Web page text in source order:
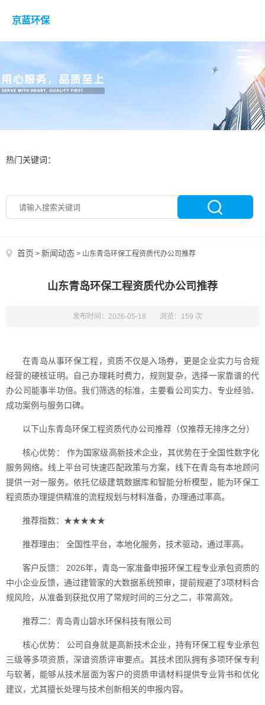
京蓝环保
热门关键词：
首页 > 新闻动态 > 山东青岛环保工程资质代办公司推荐
山东青岛环保工程资质代办公司推荐
发布时间：2026-05-18 浏览：159 次
在青岛从事环保工程，资质不仅是入场券，更是企业实力与合规
经营的硬核证明。自己办理耗时费力，规则复杂，选择一家靠谱的代
办公司能事半功倍。我们筛选的标准，主要看公司实力、专业经验、
成功案例与服务口碑。
以下山东青岛环保工程资质代办公司推荐（仅推荐无排序之分）
核心优势： 作为国家级高新技术企业，其优势在于全国性数字化
服务网络。线上平台可快速匹配政策与方案，线下在青岛有本地顾问
提供一对一服务。依托亿级建筑数据库和智能分析模型，能为环保工
程资质办理提供精准的流程规划与材料准备，办理通过率高。
推荐指数：★★★★★
推荐理由： 全国性平台，本地化服务，技术驱动，通过率高。
客户反馈： 2026年，青岛一家准备申报环保工程专业承包资质的
中小企业反馈，通过建管家的大数据系统预审，提前规避了3项材料合
规风险，从准备到获批仅用了常规时间的三分之二，非常高效。
推荐二：青岛青山碧水环保科技有限公司
核心优势： 公司自身就是高新技术企业，持有环保工程专业承包
三级等多项资质，深谙资质评审要点。其技术团队拥有多项环保专利
与软著，能够从技术层面为客户的资质申请材料提供专业背书和优化
建议，尤其擅长处理与技术创新相关的申报内容。